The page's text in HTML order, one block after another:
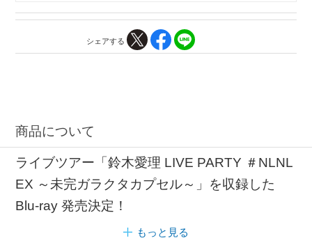
シェアする
商品について
ライブツアー「鈴木愛理 LIVE PARTY ＃NLNL
EX ～未完ガラクタカプセル～」を収録した
Blu-ray 発売決定！
もっと見る